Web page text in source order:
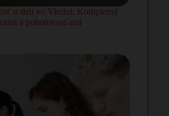
o deti vo Viedni: Kompletný
a pohotovosťami